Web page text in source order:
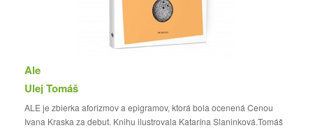
Ale
Ulej Tomáš
ALE je zbierka aforizmov a epigramov, ktorá bola ocenená Cenou
Ivana Kraska za debut. Knihu ilustrovala Katarína Slaninková.Tomáš